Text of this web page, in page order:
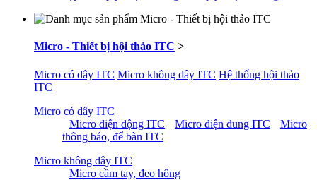
Micro - Thiết bị hội thảo ITC >
Micro có dây ITC Micro không dây ITC Hệ thống hội thảo
ITC
Micro có dây ITC
Micro điện động ITC
Micro điện dung ITC
Micro
thông báo, để bàn ITC
Micro không dây ITC
Micro cầm tay, đeo hông